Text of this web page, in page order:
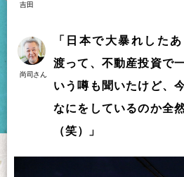
吉田
尚司さん
「日本で大暴れした
渡って、不動産投資で
いう噂も聞いたけど、
なにをしているのか全
（笑）」